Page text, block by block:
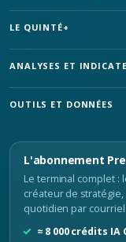
LE QUINTÉ+
ANALYSES ET
OUTILS ET DONNÉES
L'abonnement
Le terminal complet :
créateur de
quotidien par courriel.
≈ 8 000 crédits IA